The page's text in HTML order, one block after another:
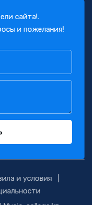
сайта!.
и пожелания!
и условия